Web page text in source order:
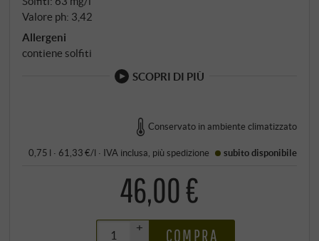
Valore ph: 3,42
Allergeni
contiene solfiti
SCOPRI DI PIÙ
Conservato in ambiente climatizzato
0,75 l · 61,33 €/l · IVA inclusa , piùspedizione subito disponibile
46,00 €
+
COMPRA